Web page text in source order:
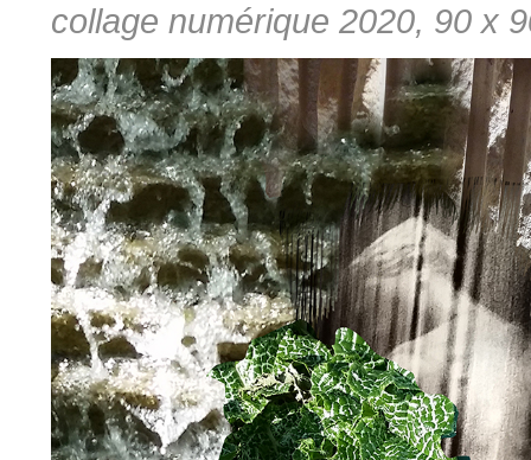
collage numérique 2020, 90 x